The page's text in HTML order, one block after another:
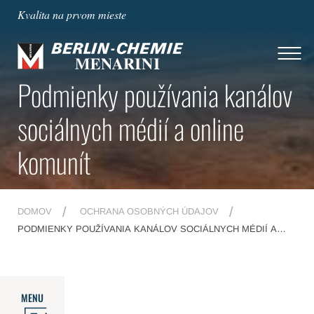
Kvalita na prvom mieste
Podmienky používania kanálov
sociálnych médií a online
komunít
DOMOV
OCHRANA OSOBNÝCH ÚDAJOV
PODMIENKY POUŽÍVANIA KANÁLOV SOCIÁLNYCH MÉDIÍ A
MENU